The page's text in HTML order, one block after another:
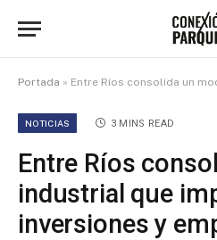
Portada » Entre Ríos consolida un modelo
NOTICIAS 3 MINS READ
Entre Ríos
industrial que
inversiones y